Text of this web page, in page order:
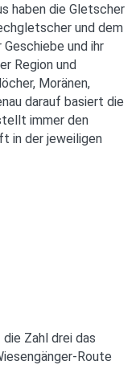
haben die Gletscher
und dem
und ihr
Region und
Moränen,
darauf basiert die
immer den
in der jeweiligen
Zahl drei das
Route